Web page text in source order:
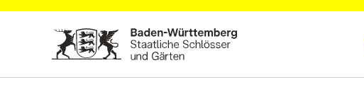
Zum Hauptinhalt springen